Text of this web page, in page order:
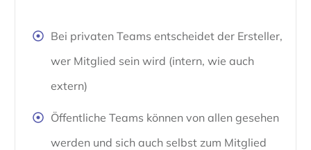
Bei privaten Teams entscheidet der Ersteller,
wer Mitglied sein wird (intern, wie auch
extern)
Öffentliche Teams können von allen gesehen
werden und sich auch selbst zum Mitglied